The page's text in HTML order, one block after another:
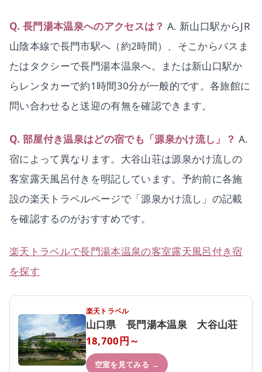
Q. 長門湯本温泉へのアクセスは？ A. 新山口駅からJR
山陰本線で長門市駅へ（約2時間）、そこからバスま
たはタクシーで長門湯本温泉へ。または新山口駅か
らレンタカーで約1時間30分が一般的です。各旅館に
問い合わせると送迎の有無を確認できます。
Q. 部屋付き温泉はどの宿でも「源泉かけ流し」？ A.
宿によって異なります。大谷山荘は源泉かけ流しの
客室露天風呂付きを明記しています。予約前に各施
設の楽天トラベルページで「源泉かけ流し」の記載
を確認するのがおすすめです。
楽天トラベルで長門湯本温泉の客室露天風呂付き宿
を探す
楽天トラベル
山口県 長門湯本温泉 大谷山荘
18,700円～
空室を見てみる →